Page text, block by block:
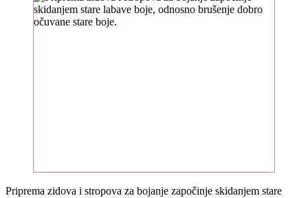
Priprema zidova i stropova za bojanje započinje skidanjem stare